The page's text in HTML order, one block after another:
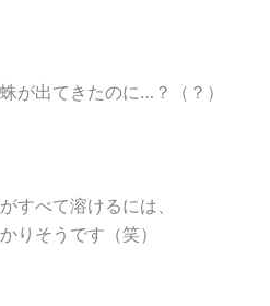
が出てきたのに…？（？）
すべて溶けるには、
りそうです（笑）